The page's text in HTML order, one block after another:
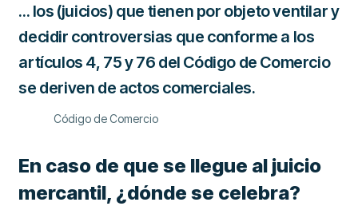
... los (juicios) que tienen por objeto ventilar y
decidir controversias que conforme a los
artículos 4, 75 y 76 del Código de Comercio
se deriven de actos comerciales.
Código de Comercio
En caso de que se llegue al juicio
mercantil, ¿dónde se celebra?